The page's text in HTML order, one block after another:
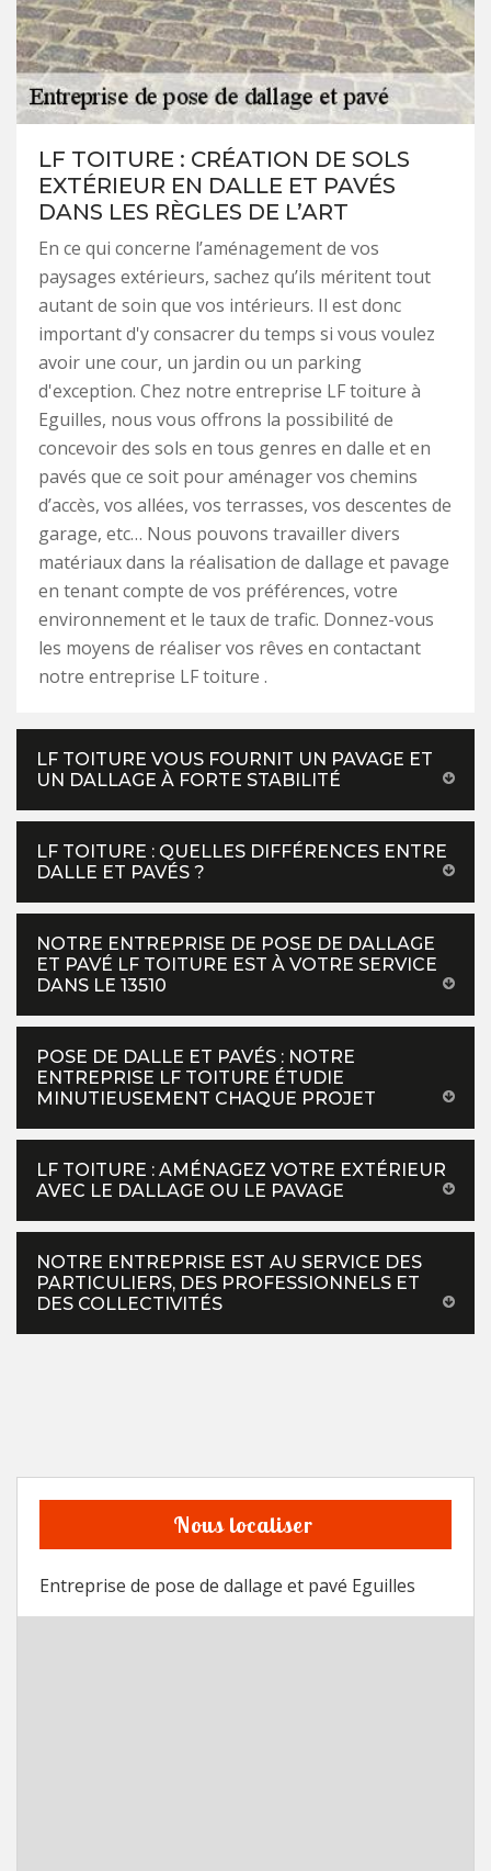
LF TOITURE : CRÉATION DE SOLS
EXTÉRIEUR EN DALLE ET PAVÉS
DANS LES RÈGLES DE L’ART
En ce qui concerne l’aménagement de vos
paysages extérieurs, sachez qu’ils méritent tout
autant de soin que vos intérieurs. Il est donc
important d'y consacrer du temps si vous voulez
avoir une cour, un jardin ou un parking
d'exception. Chez notre entreprise LF toiture à
Eguilles, nous vous offrons la possibilité de
concevoir des sols en tous genres en dalle et en
pavés que ce soit pour aménager vos chemins
d’accès, vos allées, vos terrasses, vos descentes de
garage, etc… Nous pouvons travailler divers
matériaux dans la réalisation de dallage et pavage
en tenant compte de vos préférences, votre
environnement et le taux de trafic. Donnez-vous
les moyens de réaliser vos rêves en contactant
notre entreprise LF toiture .
LF TOITURE VOUS FOURNIT UN PAVAGE ET
UN DALLAGE À FORTE STABILITÉ
LF TOITURE : QUELLES DIFFÉRENCES ENTRE
DALLE ET PAVÉS ?
NOTRE ENTREPRISE DE POSE DE DALLAGE
ET PAVÉ LF TOITURE EST À VOTRE SERVICE
DANS LE 13510
POSE DE DALLE ET PAVÉS : NOTRE
ENTREPRISE LF TOITURE ÉTUDIE
MINUTIEUSEMENT CHAQUE PROJET
LF TOITURE : AMÉNAGEZ VOTRE EXTÉRIEUR
AVEC LE DALLAGE OU LE PAVAGE
NOTRE ENTREPRISE EST AU SERVICE DES
PARTICULIERS, DES PROFESSIONNELS ET
DES COLLECTIVITÉS
Nous localiser
Entreprise de pose de dallage et pavé Eguilles